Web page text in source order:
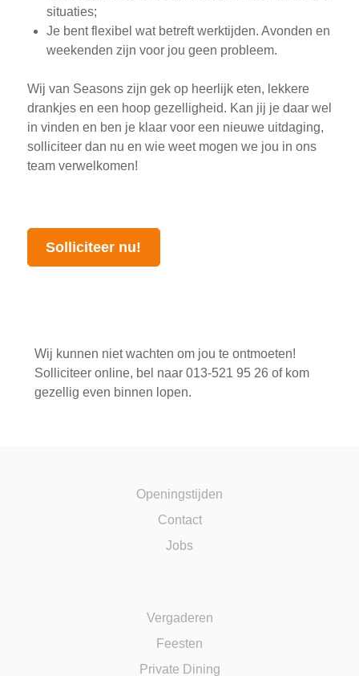
situaties;
Je bent flexibel wat betreft werktijden. Avonden en
weekenden zijn voor jou geen probleem.
Wij van Seasons zijn gek op heerlijk eten, lekkere
drankjes en een hoop gezelligheid. Kan jij je daar wel
in vinden en ben je klaar voor een nieuwe uitdaging,
solliciteer dan nu en wie weet mogen we jou in ons
team verwelkomen!
Solliciteer nu!
Wij kunnen niet wachten om jou te ontmoeten!
Solliciteer online, bel naar 013-521 95 26 of kom
gezellig even binnen lopen.
Openingstijden
Contact
Jobs
Vergaderen
Feesten
Private Dining